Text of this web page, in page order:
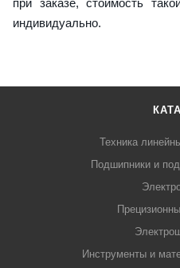
индивидуально.
Техника
Подшипники и
Инструменты и